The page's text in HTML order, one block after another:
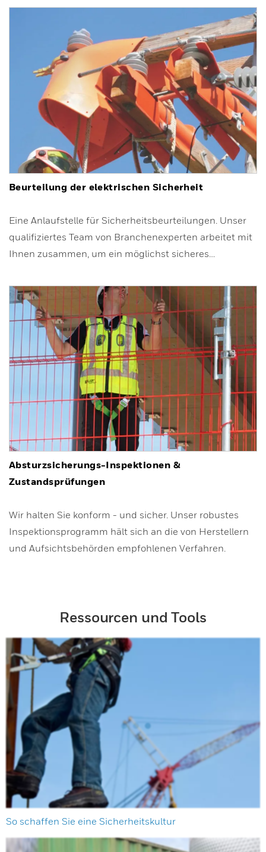
Beurteilung der elektrischen Sicherheit
Eine Anlaufstelle für Sicherheitsbeurteilungen. Unser
qualifiziertes Team von Branchenexperten arbeitet mit
Ihnen zusammen, um ein möglichst sicheres…
Absturzsicherungs-Inspektionen &
Zustandsprüfungen
Wir halten Sie konform - und sicher. Unser robustes
Inspektionsprogramm hält sich an die von Herstellern
und Aufsichtsbehörden empfohlenen Verfahren.
Ressourcen und Tools
So schaffen Sie eine Sicherheitskultur